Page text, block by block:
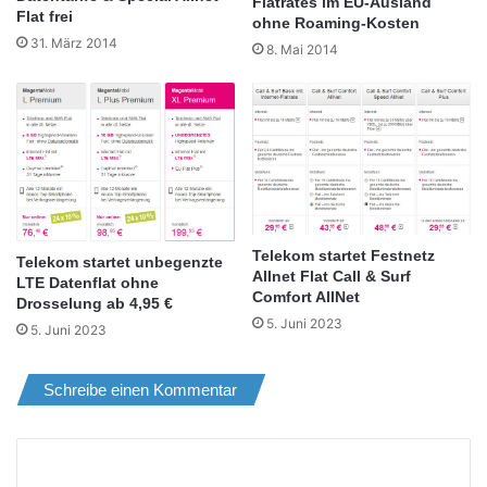
Flat frei
31. März 2014
ohne Roaming-Kosten
8. Mai 2014
Telekom startet unbegenzte
LTE Datenflat ohne
Drosselung ab 4,95 €
5. Juni 2023
Telekom startet Festnetz
Allnet Flat Call & Surf
Comfort AllNet
5. Juni 2023
Schreibe einen Kommentar